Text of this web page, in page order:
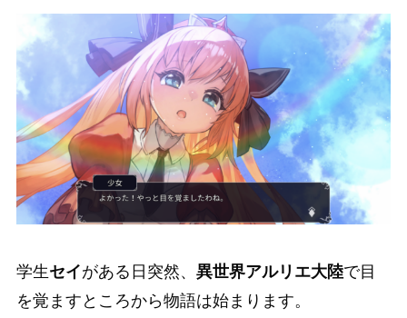
学生セイがある日突然、 異世界アルリエ大陸で目
を覚ますところから物語は始まります。